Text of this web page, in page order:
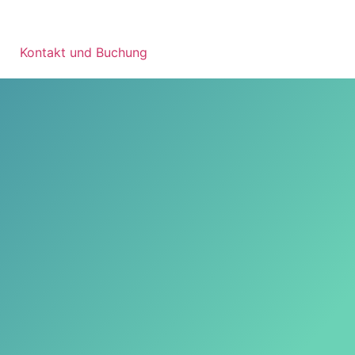
Kontakt und Buchung